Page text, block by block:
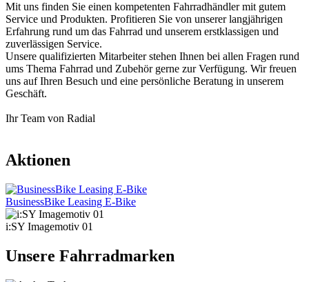
Mit uns finden Sie einen kompetenten Fahrradhändler mit gutem
Service und Produkten. Profitieren Sie von unserer langjährigen
Erfahrung rund um das Fahrrad und unserem erstklassigen und
zuverlässigen Service.
Unsere qualifizierten Mitarbeiter stehen Ihnen bei allen Fragen rund
ums Thema Fahrrad und Zubehör gerne zur Verfügung. Wir freuen
uns auf Ihren Besuch und eine persönliche Beratung in unserem
Geschäft.
Ihr Team von Radial
Aktionen
BusinessBike Leasing E-Bike
i:SY Imagemotiv 01
Unsere Fahrradmarken